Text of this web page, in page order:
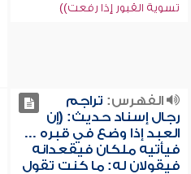
تسوية القبور إذا رفعت))
الفهرس: تراجم
رجال إسناد حديث: (إن
العبد إذا وضع في قبره ...
فيأتيه ملكان فيقعدانه
فيقولان له: ما كنت تقول